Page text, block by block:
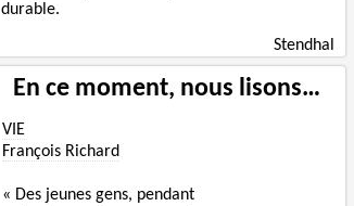
durable.
Stendhal
En ce moment, nous lisons…
VIE
François Richard
« Des jeunes gens, pendant